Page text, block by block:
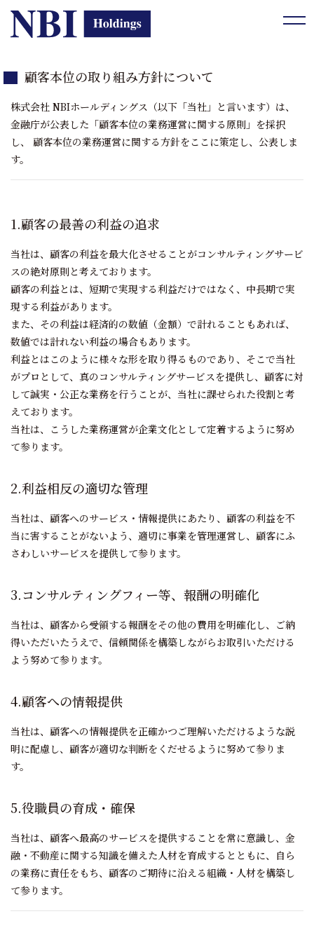
顧客本位の取り組み方針について
株式会社 NBIホールディングス（以下「当社」と言います）は、
金融庁が公表した「顧客本位の業務運営に関する原則」を採択
し、 顧客本位の業務運営に関する方針をここに策定し、公表しま
す。
1.顧客の最善の利益の追求
当社は、顧客の利益を最大化させることがコンサルティングサービ
スの絶対原則と考えております。
顧客の利益とは、短期で実現する利益だけではなく、中長期で実
現する利益があります。
また、その利益は経済的の数値（金額）で計れることもあれば、
数値では計れない利益の場合もあります。
利益とはこのように様々な形を取り得るものであり、そこで当社
がプロとして、真のコンサルティングサービスを提供し、 顧客に対
して誠実・公正な業務を行うことが、当社に課せられた役割と考
えております。
当社は、こうした業務運営が企業文化として定着するように努め
て参ります。
2.利益相反の適切な管理
当社は、顧客へのサービス・情報提供にあたり、顧客の利益を不
当に害することがないよう、 適切に事業を管理運営し、顧客にふ
さわしいサービスを提供して参ります。
3.コンサルティングフィー等、報酬の明確化
当社は、顧客から受領する報酬をその他の費用を明確化し、ご納
得いただいたうえで、 信頼関係を構築しながらお取引いただける
よう努めて参ります。
4.顧客への情報提供
当社は、顧客への情報提供を正確かつご理解いただけるような説
明に配慮し、顧客が適切な判断をくだせるように努めて参りま
す。
5.役職員の育成・確保
当社は、顧客へ最高のサービスを提供することを常に意識し、金
融・不動産に関する知識を備えた人材を育成するとともに、 自ら
の業務に責任をもち、顧客のご期待に沿える組織・人材を構築し
て参ります。